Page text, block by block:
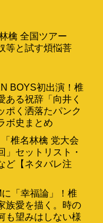
檎 全国ツアー
等と試す煩悩菩
BOYS初出演！椎
ある祝辞「向井く
ポく洒落たパンク
ボ史まとめ
「椎名林檎 党大会
」セットリスト・
ど【ネタバレ注
「幸福論」！椎
族愛を描く。時の
も望みはしない様